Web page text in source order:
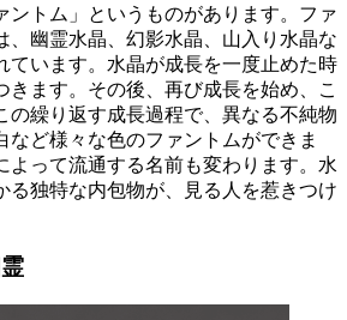
ントム」というものがあります。ファ
、幽霊水晶、幻影水晶、山入り水晶な
ています。水晶が成長を一度止めた時
きます。その後、再び成長を始め、こ
の繰り返す成長過程で、異なる不純物
など様々な色のファントムができま
よって流通する名前も変わります。水
る独特な内包物が、見る人を惹きつけ